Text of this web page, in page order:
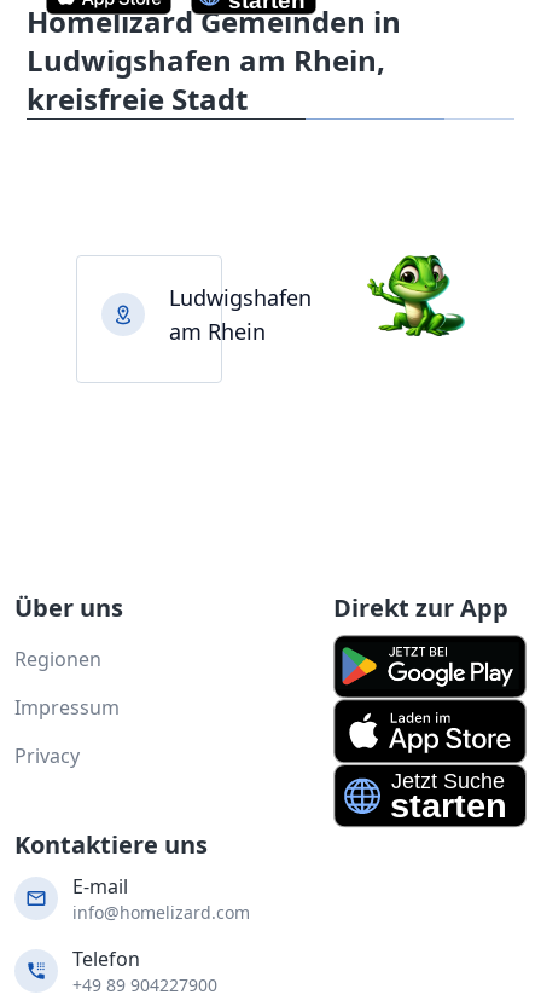
Homelizard Gemeinden in
Ludwigshafen am Rhein,
kreisfreie Stadt
Ludwigshafen
am Rhein
Über uns
Regionen
Impressum
Privacy
Direkt zur App
Kontaktiere uns
E-mail
info@homelizard.com
Telefon
+49 89 904227900